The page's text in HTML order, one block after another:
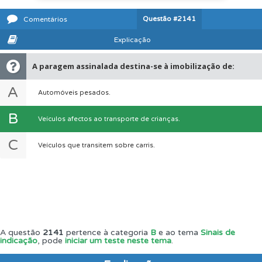
Comentários Questão #2141
Explicação
A paragem assinalada destina-se à imobilização de:
A Automóveis pesados.
B Veículos afectos ao transporte de crianças.
C Veículos que transitem sobre carris.
A questão 2141 pertence à categoria B e ao tema Sinais de
indicação, pode iniciar um teste neste tema.